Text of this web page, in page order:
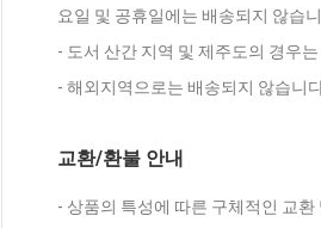
요일 및 공휴일에는 배송되지 않습
- 도서 산간 지역 및 제주도의 경우
- 해외지역으로는 배송되지 않습니
교환/환불 안내
- 상품의 특성에 따른 구체적인 교